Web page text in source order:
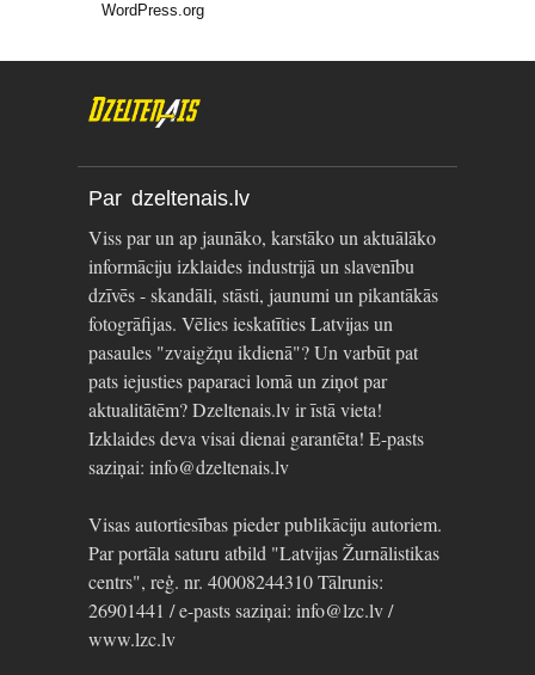
WordPress.org
Par dzeltenais.lv
Viss par un ap jaunāko, karstāko un aktuālāko
informāciju izklaides industrijā un slavenību
dzīvēs - skandāli, stāsti, jaunumi un pikantākās
fotogrāfijas. Vēlies ieskatīties Latvijas un
pasaules "zvaigžņu ikdienā"? Un varbūt pat
pats iejusties paparaci lomā un ziņot par
aktualitātēm? Dzeltenais.lv ir īstā vieta!
Izklaides deva visai dienai garantēta! E-pasts
saziņai: info@dzeltenais.lv
Visas autortiesības pieder publikāciju autoriem.
Par portāla saturu atbild "Latvijas Žurnālistikas
centrs", reģ. nr. 40008244310 Tālrunis:
26901441 / e-pasts saziņai: info@lzc.lv /
www.lzc.lv